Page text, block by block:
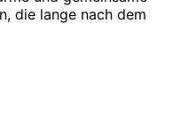
die lange nach dem